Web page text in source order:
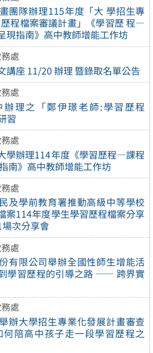
團隊辦理115年度「大 學招生專
程檔案審議計畫」《學習歷 程—
現指南》高中教師增能工作坊
處
講座 11/20 辦理 暨錄取名單公告
處
辦理之「鄭伊璟老師:學習歷程
習
處
學辦理114年度《學習歷程—課程
南》高中教師增能工作坊
處
及學前教育署推動高級中等學校
案114年度學生學習歷程檔案分享
次分享會
處
有限公司舉辦全國性師生增能活
學習歷程的引導之路 —— 跨界實
處
辦大學招生專業化發展計畫審查
何陪高中孩子走一段學習歷程之